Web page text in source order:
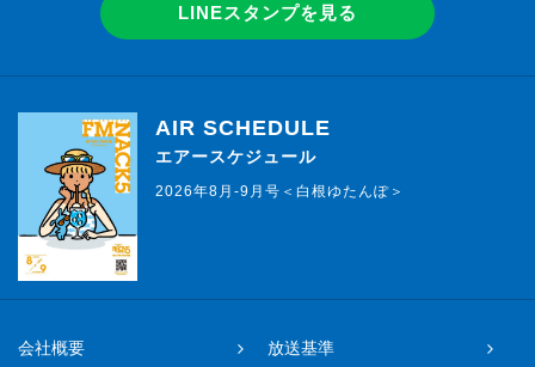
LINEスタンプを見る
AIR SCHEDULE
エアースケジュール
2026年8月-9月号＜白根ゆたんぽ＞
会社概要
放送基準